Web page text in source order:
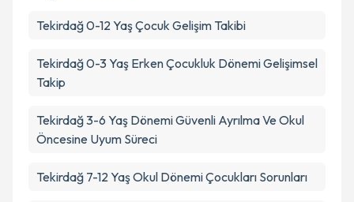
Tekirdağ 0-12 Yaş Çocuk Gelişim Takibi
Tekirdağ 0-3 Yaş Erken Çocukluk Dönemi Gelişimsel
Takip
Tekirdağ 3-6 Yaş Dönemi Güvenli Ayrılma Ve Okul
Öncesine Uyum Süreci
Tekirdağ 7-12 Yaş Okul Dönemi Çocukları Sorunları